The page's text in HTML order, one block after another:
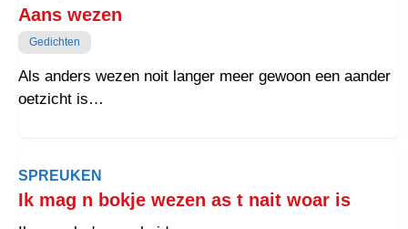
Aans wezen
Gedichten
Als anders wezen noit langer meer gewoon een aander
oetzicht is
Den wordt het aans van het anders gain schare van wat
elk kent
Mor een gebeuren op zochzulf, een stilte dei gain aine
SPREUKEN
Ik mag n bokje wezen as t nait woar is